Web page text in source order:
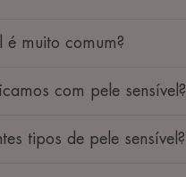
é muito comum?
com pele sensível?
tipos de pele sensível?